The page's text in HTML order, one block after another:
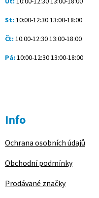
St: 10:00-12:30 13:00-18:00
Čt: 10:00-12:30 13:00-18:00
Pá: 10:00-12:30 13:00-18:00
Info
Ochrana osobních údajů
Obchodní podmínky
Prodávané značky